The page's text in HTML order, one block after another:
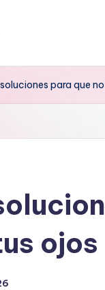
para que
ojos